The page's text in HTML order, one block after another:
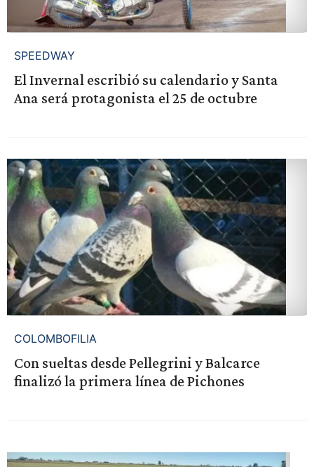
SPEEDWAY
El Invernal escribió su calendario y Santa
Ana será protagonista el 25 de octubre
COLOMBOFILIA
Con sueltas desde Pellegrini y Balcarce
finalizó la primera línea de Pichones